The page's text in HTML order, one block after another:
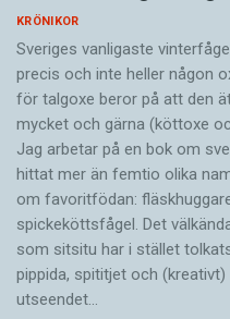
KRÖNIKOR
Sveriges vanligaste
precis och inte heller någon
för talgoxe beror på att den
mycket och gärna (köttoxe
Jag arbetar på en bok om
hittat mer än femtio olika
om favoritfödan:
spickeköttsfågel. Det
som sitsitu har i stället
pippida, spititjet och (kreativt)
utseendet…